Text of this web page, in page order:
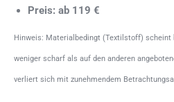
Preis: ab 119 €
Hinweis: Materialbedingt (Textilstoff) scheint
weniger scharf als auf den anderen
verliert sich mit zunehmendem